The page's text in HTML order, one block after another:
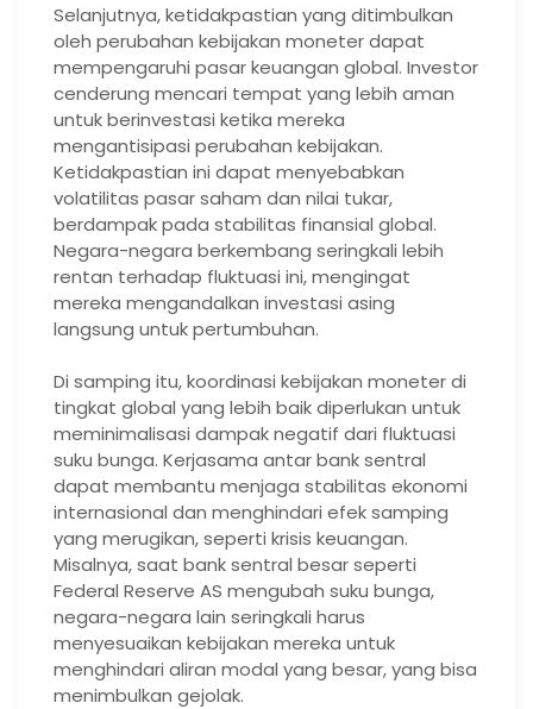
Selanjutnya, ketidakpastian yang ditimbulkan
oleh perubahan kebijakan moneter dapat
mempengaruhi pasar keuangan global. Investor
cenderung mencari tempat yang lebih aman
untuk berinvestasi ketika mereka
mengantisipasi perubahan kebijakan.
Ketidakpastian ini dapat menyebabkan
volatilitas pasar saham dan nilai tukar,
berdampak pada stabilitas finansial global.
Negara-negara berkembang seringkali lebih
rentan terhadap fluktuasi ini, mengingat
mereka mengandalkan investasi asing
langsung untuk pertumbuhan.
Di samping itu, koordinasi kebijakan moneter di
tingkat global yang lebih baik diperlukan untuk
meminimalisasi dampak negatif dari fluktuasi
suku bunga. Kerjasama antar bank sentral
dapat membantu menjaga stabilitas ekonomi
internasional dan menghindari efek samping
yang merugikan, seperti krisis keuangan.
Misalnya, saat bank sentral besar seperti
Federal Reserve AS mengubah suku bunga,
negara-negara lain seringkali harus
menyesuaikan kebijakan mereka untuk
menghindari aliran modal yang besar, yang bisa
menimbulkan gejolak.